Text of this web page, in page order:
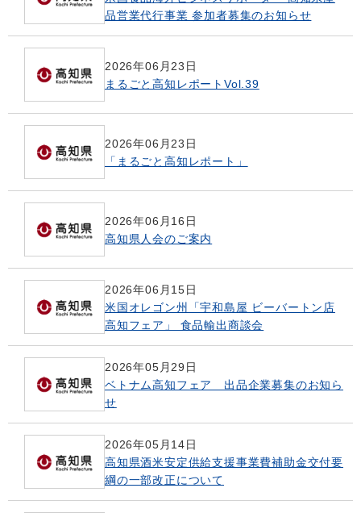
品営業代行事業 参加者募集のお知らせ
2026年06月23日
まるごと高知レポートVol.39
2026年06月23日
「まるごと高知レポート」
2026年06月16日
高知県人会のご案内
2026年06月15日
米国オレゴン州「宇和島屋 ビーバートン店
高知フェア」 食品輸出商談会
2026年05月29日
ベトナム高知フェア 出品企業募集のお知ら
せ
2026年05月14日
高知県酒米安定供給支援事業費補助金交付要
綱の一部改正について